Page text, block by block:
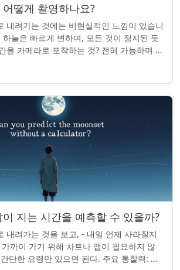
떻게 촬영하나요?
내려가는 것에는 비현실적인 느낌이 있습니
늘은 빠르게 변하며, 모든 것이 정지된 듯
을 카메라로 포착하는 것? 전혀 가능하며 가
한 팁:...
지는 시간을 예측할 수 있을까?
내려가는 것을 보고, - 내일 언제 사라질지
까이 가기 위해 차트나 앱이 필요하지 않
단한 요령만 있으면 된다. 주요 통찰력: 오